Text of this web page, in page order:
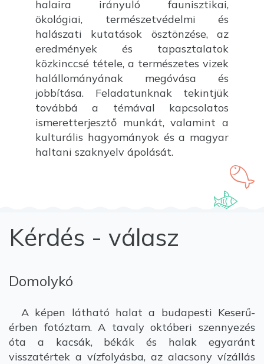
halaira irányuló faunisztikai,
ökológiai, természetvédelmi és
halászati kutatások ösztönzése, az
eredmények és tapasztalatok
közkinccsé tétele, a természetes vizek
halállományának megóvása és
jobbítása. Feladatunknak tekintjük
továbbá a témával kapcsolatos
ismeretterjesztő munkát, valamint a
kulturális hagyományok és a magyar
haltani szaknyelv ápolását.
Kérdés - válasz
Domolykó
A képen látható halat a budapesti Keserű-
érben fotóztam. A tavaly októberi szennyezés
óta a kacsák, békák és halak egyaránt
visszatértek a vízfolyásba, az alacsony vízállás